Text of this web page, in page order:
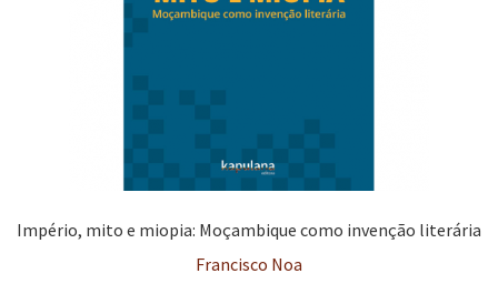
Império, mito e miopia: Moçambique como invenção literária
Francisco Noa